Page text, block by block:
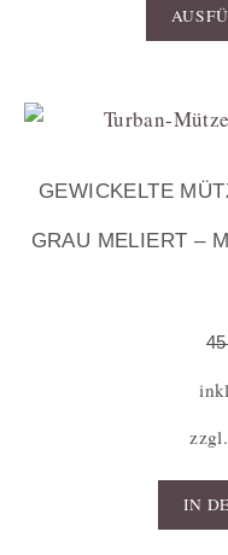
GEWICKELTE
GRAU MELIERT –
zzgl.
IN